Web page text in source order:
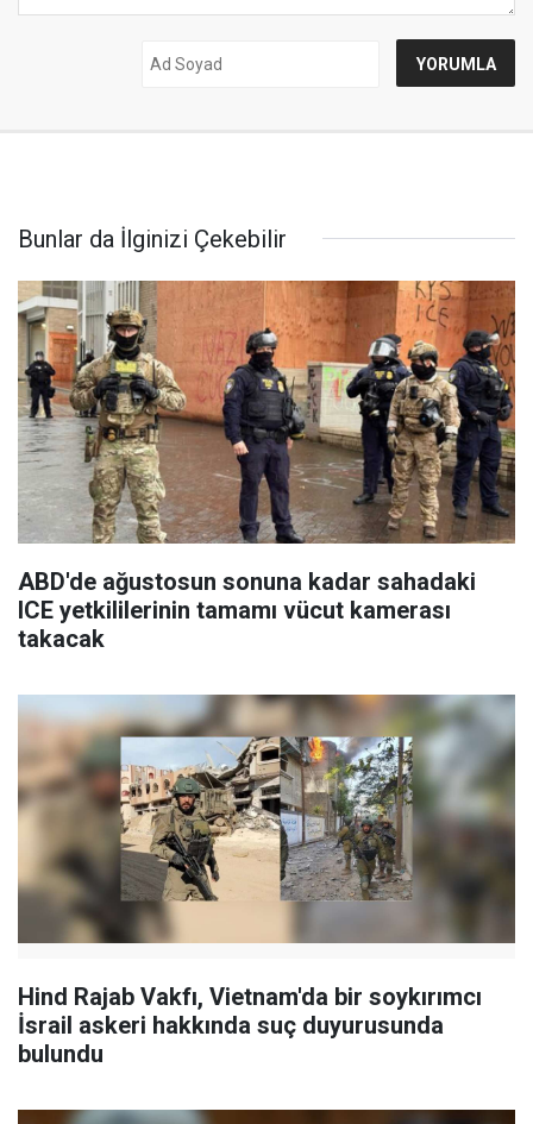
Bunlar da İlginizi Çekebilir
ABD'de ağustosun sonuna kadar sahadaki
ICE yetkililerinin tamamı vücut kamerası
takacak
Hind Rajab Vakfı, Vietnam'da bir soykırımcı
İsrail askeri hakkında suç duyurusunda
bulundu